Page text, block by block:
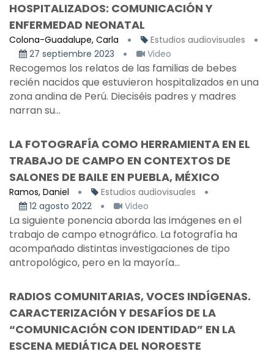
HOSPITALIZADOS: COMUNICACIÓN Y
ENFERMEDAD NEONATAL
Colona-Guadalupe, Carla
Estudios audiovisuales
27 septiembre 2023
Video
Recogemos los relatos de las familias de bebes
recién nacidos que estuvieron hospitalizados en una
zona andina de Perú. Dieciséis padres y madres
narran su...
LA FOTOGRAFÍA COMO HERRAMIENTA EN EL
TRABAJO DE CAMPO EN CONTEXTOS DE
SALONES DE BAILE EN PUEBLA, MÉXICO
Ramos, Daniel
Estudios audiovisuales
12 agosto 2022
Video
La siguiente ponencia aborda las imágenes en el
trabajo de campo etnográfico. La fotografía ha
acompañado distintas investigaciones de tipo
antropológico, pero en la mayoría...
RADIOS COMUNITARIAS, VOCES INDÍGENAS.
CARACTERIZACIÓN Y DESAFÍOS DE LA
“COMUNICACIÓN CON IDENTIDAD” EN LA
ESCENA MEDIÁTICA DEL NOROESTE